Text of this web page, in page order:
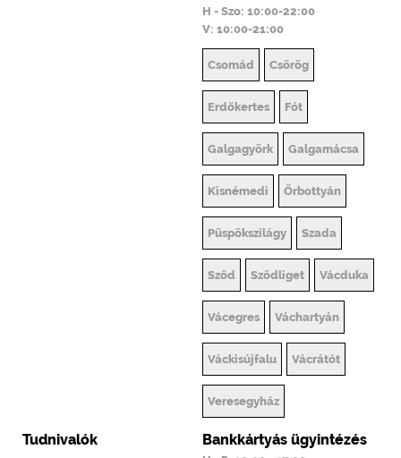
H - Szo: 10:00-22:00
V: 10:00-21:00
Csomád Csörög
Erdőkertes Fót
Galgagyörk Galgamácsa
Kisnémedi Őrbottyán
Püspökszilágy Szada
Sződ Sződliget Vácduka
Vácegres Váchartyán
Váckisújfalu Vácrátót
Veresegyház
Tudnivalók Bankkártyás ügyintézés